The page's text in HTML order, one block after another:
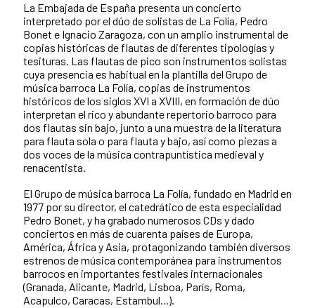
La Embajada de España presenta un concierto
interpretado por el dúo de solistas de La Folía, Pedro
Bonet e Ignacio Zaragoza, con un amplio instrumental de
copias históricas de flautas de diferentes tipologías y
tesituras. Las flautas de pico son instrumentos solistas
cuya presencia es habitual en la plantilla del Grupo de
música barroca La Folía, copias de instrumentos
históricos de los siglos XVI a XVIII, en formación de dúo
interpretan el rico y abundante repertorio barroco para
dos flautas sin bajo, junto a una muestra de la literatura
para flauta sola o para flauta y bajo, así como piezas a
dos voces de la música contrapuntística medieval y
renacentista.
El Grupo de música barroca La Folía, fundado en Madrid en
1977 por su director, el catedrático de esta especialidad
Pedro Bonet, y ha grabado numerosos CDs y dado
conciertos en más de cuarenta países de Europa,
América, África y Asia, protagonizando también diversos
estrenos de música contemporánea para instrumentos
barrocos en importantes festivales internacionales
(Granada, Alicante, Madrid, Lisboa, París, Roma,
Acapulco, Caracas, Estambul...).